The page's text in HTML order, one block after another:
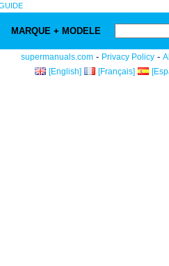
MARQUE + MODELE
supermanuals.com - Privacy Policy -
[English]
[Français]